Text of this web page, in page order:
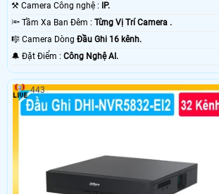
⚒ Camera Công nghệ :
IP.
🔦 Tầm Xa Ban Đêm : Từng Vị Trí Camera .
🎼️ Camera Dòng Đầu Ghi 16 kênh.
️🔔 Đặt Điểm : Công Nghệ AI.
443